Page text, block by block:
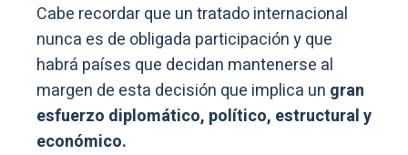
Cabe recordar que un tratado internacional
nunca es de obligada participación y que
habrá países que decidan mantenerse al
margen de esta decisión que implica un gran
esfuerzo diplomático, político, estructural y
económico.